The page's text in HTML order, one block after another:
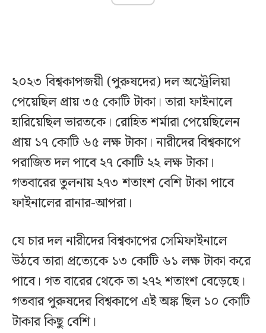
২০২৩ বিশ্বকাপজয়ী (পুরুষদের) দল অস্ট্রেলিয়া
পেয়েছিল প্রায় ৩৫ কোটি টাকা। তারা ফাইনালে
হারিয়েছিল ভারতকে। রোহিত শর্মারা পেয়েছিলেন
প্রায় ১৭ কোটি ৬৫ লক্ষ টাকা। নারীদের বিশ্বকাপে
পরাজিত দল পাবে ২৭ কোটি ২২ লক্ষ টাকা।
গতবারের তুলনায় ২৭৩ শতাংশ বেশি টাকা পাবে
ফাইনালের রানার-আপরা।
যে চার দল নারীদের বিশ্বকাপের সেমিফাইনালে
উঠবে তারা প্রত্যেকে ১৩ কোটি ৬১ লক্ষ টাকা করে
পাবে। গত বারের থেকে তা ২৭২ শতাংশ বেড়েছে।
গতবার পুরুষদের বিশ্বকাপে এই অঙ্ক ছিল ১০ কোটি
টাকার কিছু বেশি।